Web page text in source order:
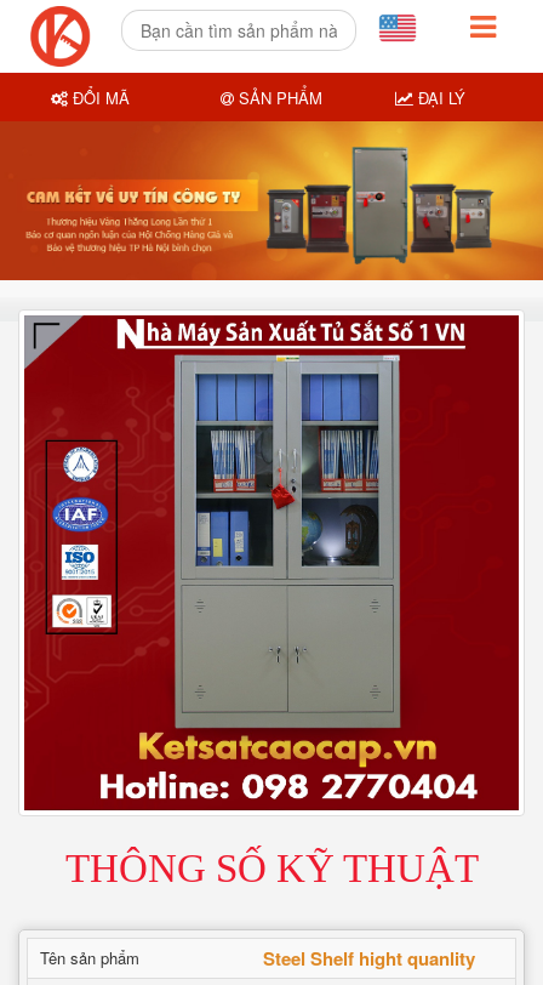
THÔNG SỐ KỸ THUẬT
Tên sản phẩm Steel Shelf hight quanlity
ĐỔI MÃ SẢN PHẨM ĐẠI LÝ